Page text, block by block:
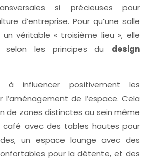
si précieuses pour
d’entreprise. Pour qu’une salle
véritable « troisième lieu », elle
les principes du design
influencer positivement les
de l’espace. Cela
de zones distinctes au sein même
café avec des tables hautes pour
un espace lounge avec des
pour la détente, et des